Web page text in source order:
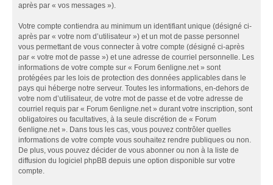
après par « vos messages »).
Votre compte contiendra au minimum un identifiant unique (désigné ci-
après par « votre nom d’utilisateur ») et un mot de passe personnel
vous permettant de vous connecter à votre compte (désigné ci-après
par « votre mot de passe ») et une adresse de courriel personnelle. Les
informations de votre compte sur « Forum 6enligne.net » sont
protégées par les lois de protection des données applicables dans le
pays qui héberge notre serveur. Toutes les informations, en-dehors de
votre nom d’utilisateur, de votre mot de passe et de votre adresse de
courriel requis par « Forum 6enligne.net » durant votre inscription, sont
obligatoires ou facultatives, à la seule discrétion de « Forum
6enligne.net ». Dans tous les cas, vous pouvez contrôler quelles
informations de votre compte vous souhaitez rendre publiques ou non.
De plus, vous pouvez décider de vous abonner ou non à la liste de
diffusion du logiciel phpBB depuis une option disponible sur votre
compte.